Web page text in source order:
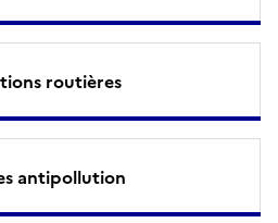
routières
antipollution